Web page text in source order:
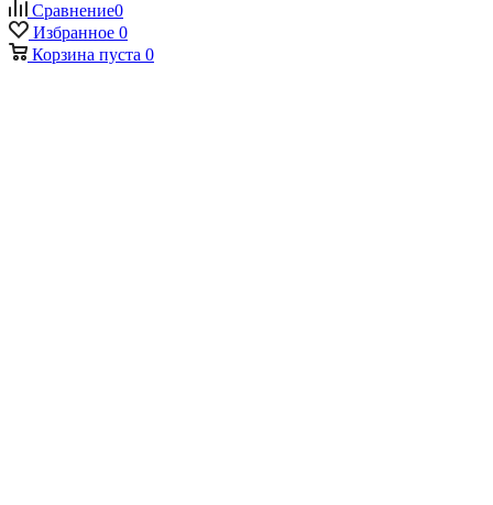
Сравнение0
Избранное 0
Корзина пуста 0